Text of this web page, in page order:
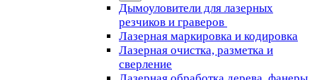
Дымоуловители для лазерных
резчиков и граверов
Лазерная маркировка и кодировка
Лазерная очистка, разметка и
сверление